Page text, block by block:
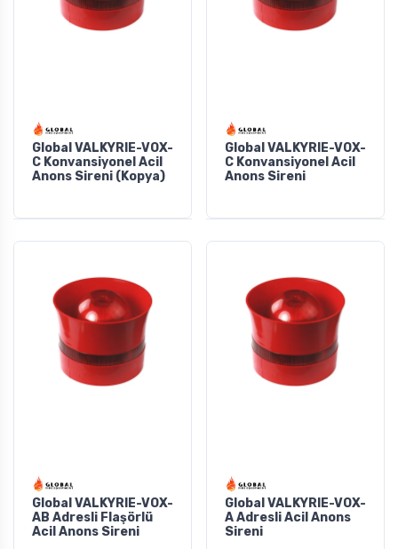
Global VALKYRIE-VOX-
C Konvansiyonel Acil
Anons Sireni (Kopya)
Global VALKYRIE-VOX-
C Konvansiyonel Acil
Anons Sireni
Global VALKYRIE-VOX-
AB Adresli Flaşörlü
Acil Anons Sireni
Global VALKYRIE-VOX-
A Adresli Acil Anons
Sireni